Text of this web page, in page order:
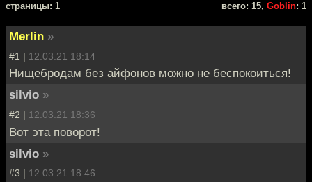
cтраницы: 1 всего: 15, Goblin: 1
Merlin »
#1 | 12.03.21 18:14
Нищебродам без айфонов можно не беспокоиться!
silvio »
#2 | 12.03.21 18:36
Вот эта поворот!
silvio »
#3 | 12.03.21 18:46